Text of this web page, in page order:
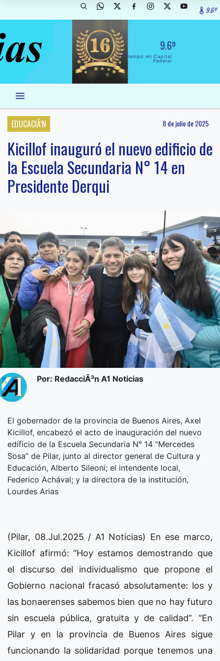
9.6º
9.6º
El Tiempo en Capital
Federal
EDUCACIÃ’N 8 de julio de 2025
Kicillof inauguró el nuevo edificio de
la Escuela Secundaria N° 14 en
Presidente Derqui
Por: RedacciÃ³n A1 Noticias
El gobernador de la provincia de Buenos Aires, Axel
Kicillof, encabezó el acto de inauguración del nuevo
edificio de la Escuela Secundaria N° 14 “Mercedes
Sosa” de Pilar, junto al director general de Cultura y
Educación, Alberto Sileoni; el intendente local,
Federico Achával; y la directora de la institución,
Lourdes Arias
(Pilar, 08.Jul.2025 / A1 Noticias) En ese marco,
Kicillof afirmó: “Hoy estamos demostrando que
el discurso del individualismo que propone el
Gobierno nacional fracasó absolutamente: los y
las bonaerenses sabemos bien que no hay futuro
sin escuela pública, gratuita y de calidad”. “En
Pilar y en la provincia de Buenos Aires sigue
funcionando la solidaridad porque tenemos una